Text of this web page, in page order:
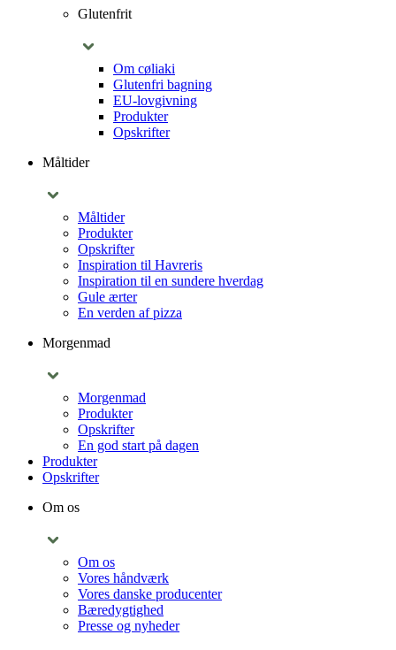
Glutenfrit
Om cøliaki
Glutenfri bagning
EU-lovgivning
Produkter
Opskrifter
Måltider
Måltider
Produkter
Opskrifter
Inspiration til Havreris
Inspiration til en sundere hverdag
Gule ærter
En verden af pizza
Morgenmad
Morgenmad
Produkter
Opskrifter
En god start på dagen
Produkter
Opskrifter
Om os
Om os
Vores håndværk
Vores danske producenter
Bæredygtighed
Presse og nyheder